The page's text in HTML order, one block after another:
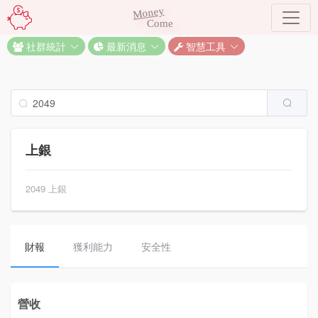
Money
Come
社群統計 最新消息 智慧工具
上銀
2049 上銀
財報 獲利能力 安全性
營收